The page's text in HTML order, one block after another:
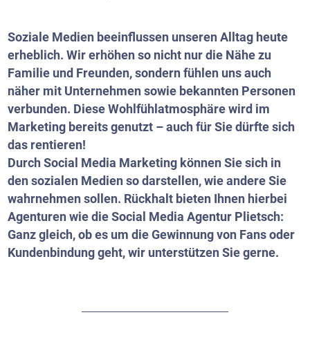
Soziale Medien beeinflussen unseren Alltag heute
erheblich. Wir erhöhen so nicht nur die Nähe zu
Familie und Freunden, sondern fühlen uns auch
näher mit Unternehmen sowie bekannten Personen
verbunden. Diese Wohlfühlatmosphäre wird im
Marketing bereits genutzt – auch für Sie dürfte sich
das rentieren!
Durch Social Media Marketing können Sie sich in
den sozialen Medien so darstellen, wie andere Sie
wahrnehmen sollen. Rückhalt bieten Ihnen hierbei
Agenturen wie die Social Media Agentur Plietsch:
Ganz gleich, ob es um die Gewinnung von Fans oder
Kundenbindung geht, wir unterstützen Sie gerne.